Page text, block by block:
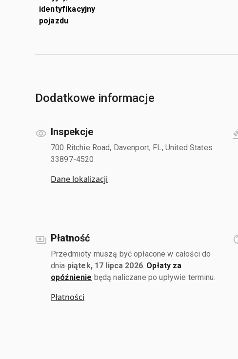
identyfikacyjny
pojazdu
Dodatkowe informacje
Inspekcje
700 Ritchie Road, Davenport, FL, United States
33897-4520
Dane lokalizacji
Płatność
Przedmioty muszą być opłacone w całości do
dnia piątek, 17 lipca 2026. Opłaty za
opóźnienie będą naliczane po upływie terminu.
Płatności